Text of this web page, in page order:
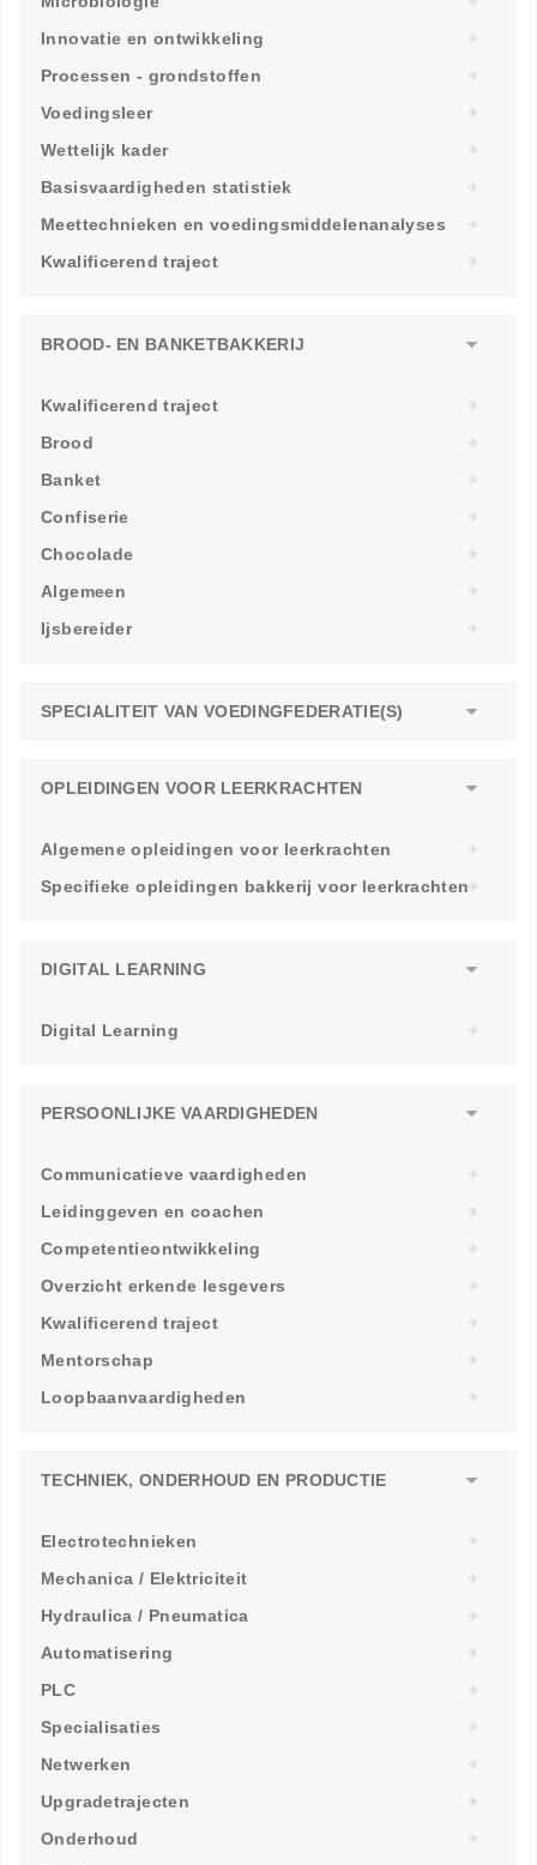
Innovatie en ontwikkeling
Processen - grondstoffen
Voedingsleer
Wettelijk kader
Basisvaardigheden statistiek
Meettechnieken en voedingsmiddelenanalyses
Kwalificerend traject
BROOD- EN BANKETBAKKERIJ
Kwalificerend traject
Brood
Banket
Confiserie
Chocolade
Algemeen
Ijsbereider
SPECIALITEIT VAN VOEDINGFEDERATIE(S)
OPLEIDINGEN VOOR LEERKRACHTEN
Algemene opleidingen voor leerkrachten
Specifieke opleidingen bakkerij voor leerkrachten
DIGITAL LEARNING
Digital Learning
PERSOONLIJKE VAARDIGHEDEN
Communicatieve vaardigheden
Leidinggeven en coachen
Competentieontwikkeling
Overzicht erkende lesgevers
Kwalificerend traject
Mentorschap
Loopbaanvaardigheden
TECHNIEK, ONDERHOUD EN PRODUCTIE
Electrotechnieken
Mechanica / Elektriciteit
Hydraulica / Pneumatica
Automatisering
PLC
Specialisaties
Netwerken
Upgradetrajecten
Onderhoud